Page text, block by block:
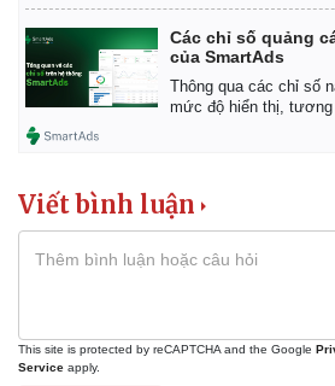
Các chỉ số quảng
của SmartAds
Thông qua các chỉ số
mức độ hiển thị, tương
Viết bình luận
This site is protected by reCAPTCHA and the Google
Service apply.